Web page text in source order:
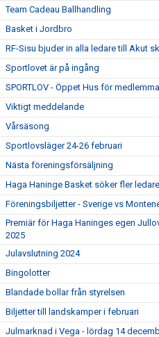
Team Cadeau Ballhandling
Basket i Jordbro
RF-Sisu bjuder in alla ledare till Akut
Sportlovet är på ingång
SPORTLOV - Öppet Hus för
Viktigt meddelande
Vårsäsong
Sportlovsläger 24-26 februari
Nästa föreningsförsäljning
Haga Haninge Basket söker fler ledare
Föreningsbiljetter - Sverige vs
Premiär för Haga Haninges egen
2025
Julavslutning 2024
Bingolotter
Blandade bollar från styrelsen
Biljetter till landskamper i februari
Julmarknad i Vega - lördag 14